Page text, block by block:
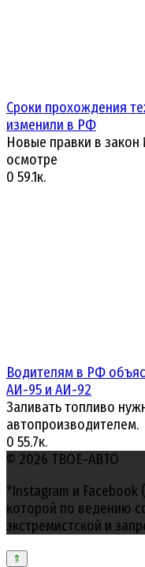
Сроки прохождения
изменили в РФ
Новые правки в
осмотре
0 59.1к.
Водителям в РФ
АИ-95 и АИ-92
Заливать топливо
автопроизводителем.
0 55.7к.
© 2026 ТВОЕ-АВТО
*Instagram и Facebook
которой по ведению
экстремистской и